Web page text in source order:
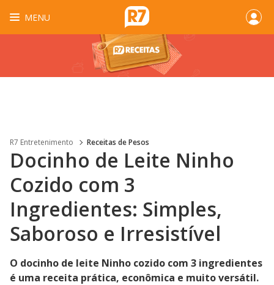
MENU
R7 Entretenimento Receitas de Pesos
Docinho de Leite Ninho
Cozido com 3
Ingredientes: Simples,
Saboroso e Irresistível
O docinho de leite Ninho cozido com 3 ingredientes
é uma receita prática, econômica e muito versátil.